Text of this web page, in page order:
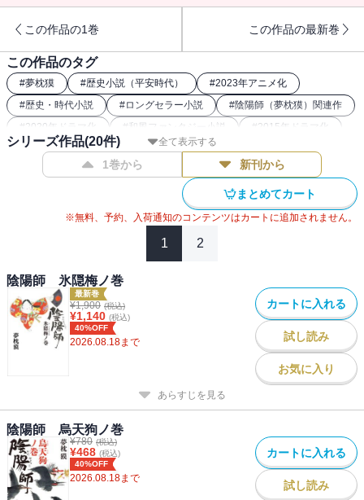
この作品の1巻 この作品の最新巻
この作品のタグ
#夢枕獏 #歴史小説（平安時代） #2023年アニメ化
#歴史・時代小説 #ロングセラー小説 #陰陽師（夢枕獏）関連作
#2020年ドラマ化 # 和風ファンタジー小説 #2015年ドラマ化
#2024年映画化
全て表示する
シリーズ作品(20件)
1巻から 新刊から
まとめてカート
※無料、予約、入荷通知のコンテンツはカートに追加されません。
1 2
陰陽師 氷隠梅ノ巻
最新巻
¥1,900 (税込)
¥1,140 (税込)
40%OFF
2026.08.18まで
カートに入れる
試し読み
お気に入り
あらすじを見る
陰陽師 烏天狗ノ巻
¥780 (税込)
¥468 (税込)
40%OFF
2026.08.18まで
カートに入れる
試し読み